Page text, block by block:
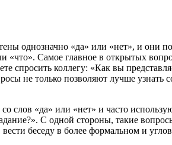
однозначно «да» или «нет», и они
«что». Самое главное в открытых
спросить коллегу: «Как вы
не только позволяют лучше узнать
слов «да» или «нет» и часто
С одной стороны, такие
беседу в более формальном и